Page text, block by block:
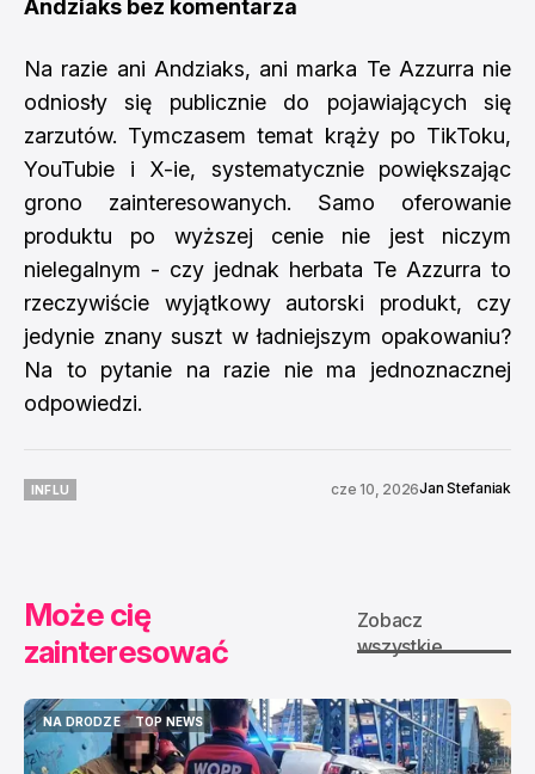
Andziaks bez komentarza
Na razie ani Andziaks, ani marka Te Azzurra nie
odniosły się publicznie do pojawiających się
zarzutów. Tymczasem temat krąży po TikToku,
YouTubie i X-ie, systematycznie powiększając
grono zainteresowanych. Samo oferowanie
produktu po wyższej cenie nie jest niczym
nielegalnym - czy jednak herbata Te Azzurra to
rzeczywiście wyjątkowy autorski produkt, czy
jedynie znany suszt w ładniejszym opakowaniu?
Na to pytanie na razie nie ma jednoznacznej
odpowiedzi.
INFLU
cze 10, 2026Jan Stefaniak
Może cię
zainteresować
Zobacz
wszystkie
NA DRODZE
NA DRODZE
TOP NEWS
TOP NEWS